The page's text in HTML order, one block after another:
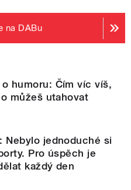
na DABu
humoru: Čím víc víš,
můžeš utahovat
Nebylo jednoduché si
Pro úspěch je
každý den